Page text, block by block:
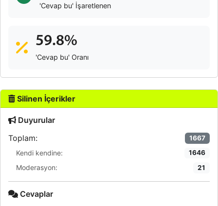
'Cevap bu' İşaretlenen
59.8%
'Cevap bu' Oranı
Silinen İçerikler
Duyurular
Toplam:
1667
Kendi kendine: 1646
Moderasyon: 21
Cevaplar